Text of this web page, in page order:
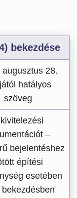
bekezdése
augusztus 28.
hatályos
szöveg
–
bejelentéshez
építési
esetében